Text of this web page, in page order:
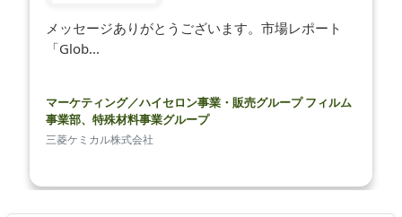
メッセージありがとうございます。市場レポート
「Glob...
マーケティング／ハイセロン事業・販売グループ フィルム
事業部、特殊材料事業グループ
三菱ケミカル株式会社